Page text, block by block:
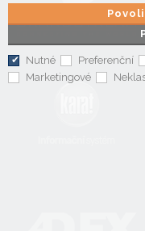
Nutné Preferenční
Marketingové